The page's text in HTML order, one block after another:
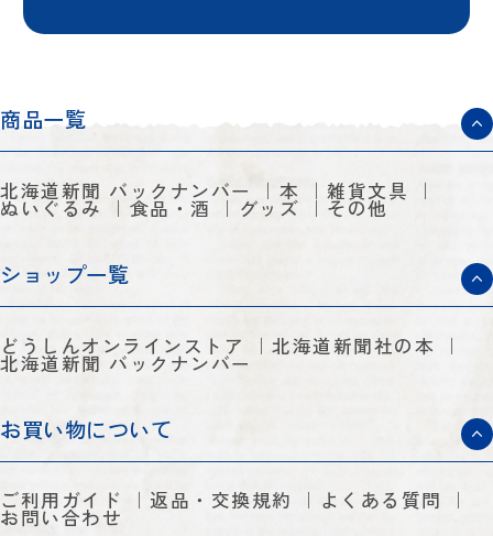
商品一覧
北海道新聞 バックナンバー 本 雑貨文具
ぬいぐるみ 食品・酒 グッズ その他
ショップ一覧
どうしんオンラインストア 北海道新聞社の本
北海道新聞 バックナンバー
お買い物について
ご利用ガイド 返品・交換規約 よくある質問
お問い合わせ